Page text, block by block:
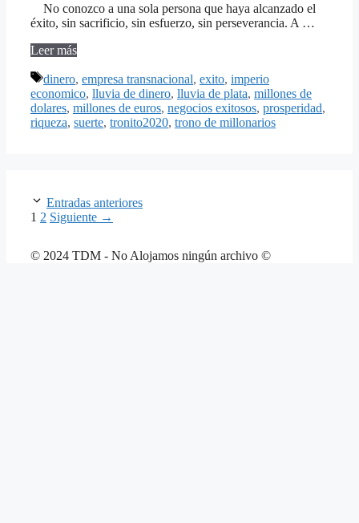
No conozco a una sola persona que haya alcanzado el
éxito, sin sacrificio, sin esfuerzo, sin perseverancia. A …
Leer más
Etiquetas
dinero, empresa transnacional, exito, imperio
economico, lluvia de dinero, lluvia de plata, millones de
dolares, millones de euros, negocios exitosos, prosperidad,
riqueza, suerte, tronito2020, trono de millonarios
Entradas anteriores
Página
1 Página
2 Siguiente →
© 2024 TDM - No Alojamos ningún archivo ©